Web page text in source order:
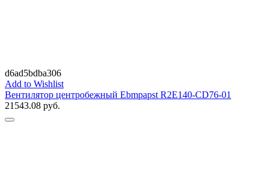
d6ad5bdba306
Add to Wishlist
Вентилятор центробежный Ebmpapst R2E140-CD76-01
21543.08 руб.